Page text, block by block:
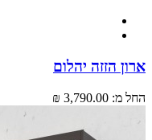
הזזה יהלום
מ: 3,790.00 ₪